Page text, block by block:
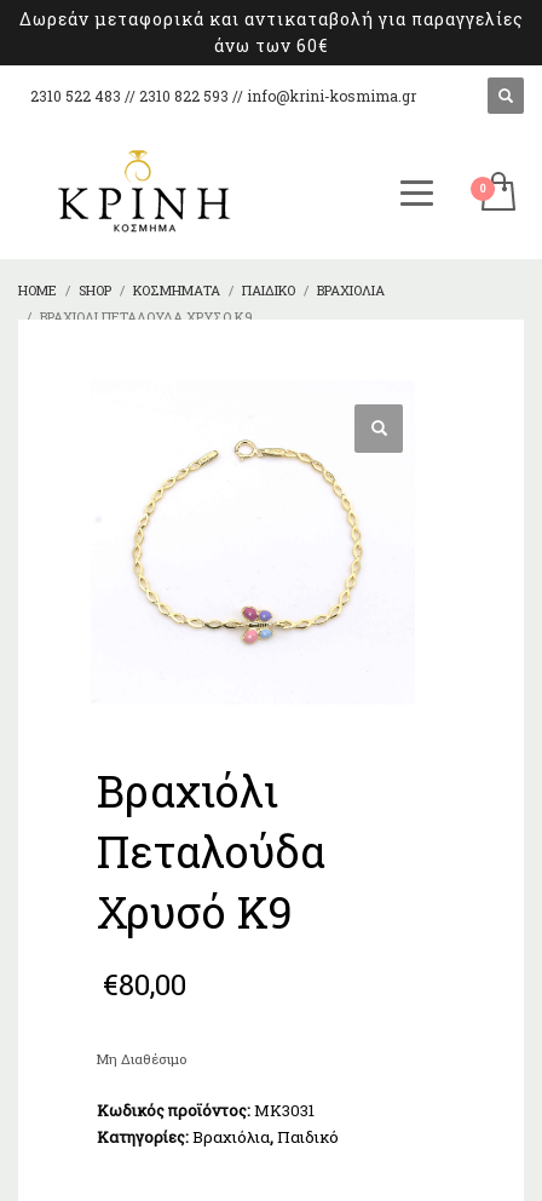
Δωρεάν μεταφορικά και αντικαταβολή για παραγγελίες
άνω των 60€
2310 522 483 // 2310 822 593 // info@krini-kosmima.gr
HOME SHOP ΚΟΣΜΉΜΑΤΑ ΠΑΙΔΙΚΌ
ΒΡΑΧΙΌΛΙΑ
ΒΡΑΧΙΌΛΙ ΠΕΤΑΛΟΎΔΑ ΧΡΥΣΌ Κ9
Βραχιόλι
Πεταλούδα
Χρυσό Κ9
€80,00
Μη Διαθέσιμο
Κωδικός προϊόντος:ΜΚ3031
Κατηγορίες:Βραχιόλια,Παιδικό